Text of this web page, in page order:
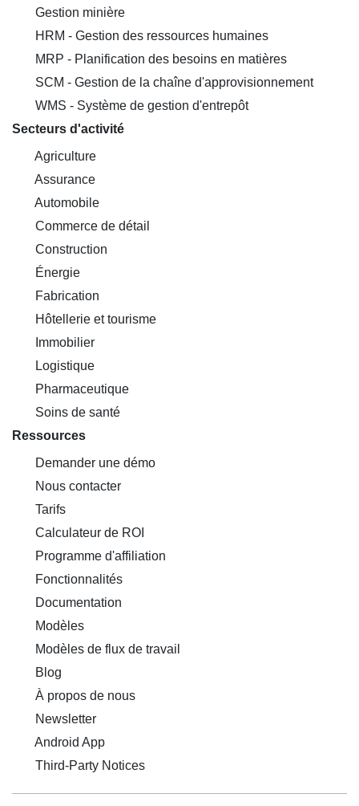
Gestion minière
HRM - Gestion des ressources humaines
MRP - Planification des besoins en matières
SCM - Gestion de la chaîne d'approvisionnement
WMS - Système de gestion d'entrepôt
Secteurs d'activité
Agriculture
Assurance
Automobile
Commerce de détail
Construction
Énergie
Fabrication
Hôtellerie et tourisme
Immobilier
Logistique
Pharmaceutique
Soins de santé
Ressources
Demander une démo
Nous contacter
Tarifs
Calculateur de ROI
Programme d'affiliation
Fonctionnalités
Documentation
Modèles
Modèles de flux de travail
Blog
À propos de nous
Newsletter
Android App
Third-Party Notices